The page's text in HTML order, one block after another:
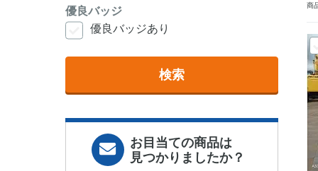
商
優良バッジ
優良バッジあり
検索
お目当ての商品は
見つかりましたか？